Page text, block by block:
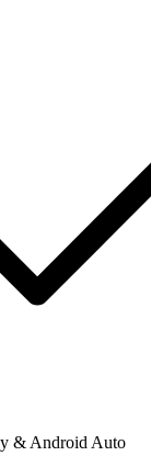
& Android Auto